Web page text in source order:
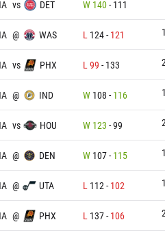
vs DET W 140- 111
@ WAS L 124- 121
vs PHX L 99 - 133
@ IND W 108 - 116
vs HOU W 123 -99
@ DEN W 107- 115
@ UTA L 112 - 102
@ PHX L 137- 106